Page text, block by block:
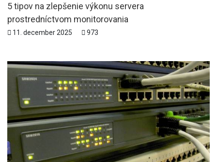
5 tipov na zlepšenie výkonu servera
prostredníctvom monitorovania
11. december 2025 973